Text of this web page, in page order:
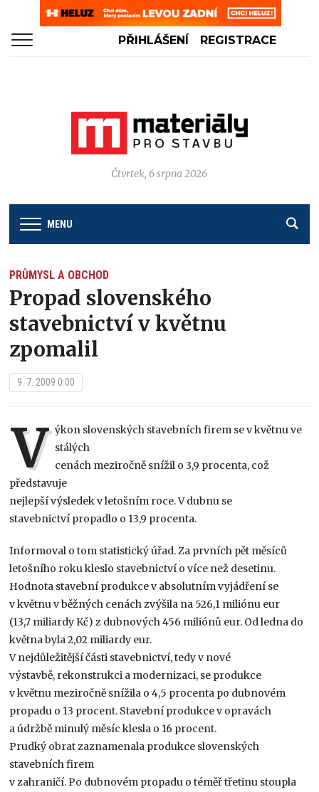
PŘIHLÁŠENÍ REGISTRACE
Čtvrtek, 6 srpna 2026
MENU
PRŮMYSL A OBCHOD
Propad slovenského
stavebnictví v květnu
zpomalil
9. 7. 2009 0:00
V ýkon slovenských stavebních firem se v květnu ve
stálých
cenách meziročně snížil o 3,9 procenta, což
představuje
nejlepší výsledek v letošním roce. V dubnu se
stavebnictví propadlo o 13,9 procenta.
Informoval o tom statistický úřad. Za prvních pět měsíců
letošního roku kleslo stavebnictví o více než desetinu.
Hodnota stavební produkce v absolutním vyjádření se
v květnu v běžných cenách zvýšila na 526,1 miliónu eur
(13,7 miliardy Kč) z dubnových 456 miliónů eur. Od ledna do
května byla 2,02 miliardy eur.
V nejdůležitější části stavebnictví, tedy v nové
výstavbě, rekonstrukci a modernizaci, se produkce
v květnu meziročně snížila o 4,5 procenta po dubnovém
propadu o 13 procent. Stavební produkce v opravách
a údržbě minulý měsíc klesla o 16 procent.
Prudký obrat zaznamenala produkce slovenských
stavebních firem
v zahraničí. Po dubnovém propadu o téměř třetinu stoupla